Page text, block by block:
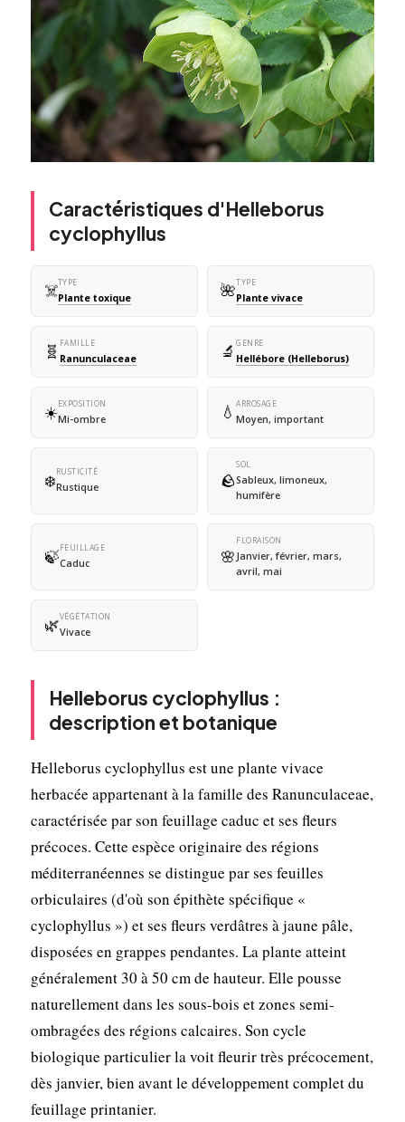
Caractéristiques d'Helleborus
cyclophyllus
☠️TYPE
Plante toxique 🌺TYPE
Plante vivace
🧬 FAMILLE
Ranunculaceae 🔬 GENRE
Hellébore (Helleborus)
☀️EXPOSITION
Mi-ombre 💧 ARROSAGE
Moyen, important
❄️RUSTICITÉ
Rustique 🪨
SOL
Sableux, limoneux,
humifère
🍃FEUILLAGE
Caduc 🌸
FLORAISON
Janvier, février, mars,
avril, mai
🌿VÉGÉTATION
Vivace
Helleborus cyclophyllus :
description et botanique
Helleborus cyclophyllus est une plante vivace
herbacée appartenant à la famille des Ranunculaceae,
caractérisée par son feuillage caduc et ses fleurs
précoces. Cette espèce originaire des régions
méditerranéennes se distingue par ses feuilles
orbiculaires (d'où son épithète spécifique «
cyclophyllus ») et ses fleurs verdâtres à jaune pâle,
disposées en grappes pendantes. La plante atteint
généralement 30 à 50 cm de hauteur. Elle pousse
naturellement dans les sous-bois et zones semi-
ombragées des régions calcaires. Son cycle
biologique particulier la voit fleurir très précocement,
dès janvier, bien avant le développement complet du
feuillage printanier.